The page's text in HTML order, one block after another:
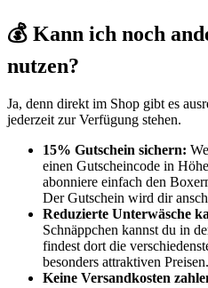
💰 Kann ich noch
nutzen?
Ja, denn direkt im Shop gibt es
jederzeit zur Verfügung stehen.
15% Gutschein sichern:
einen Gutscheincode in
abonniere einfach den
Der Gutschein wird dir
Reduzierte Unterwäsche
Schnäppchen kannst du in
findest dort die
besonders attraktiven Preisen.
Keine Versandkosten